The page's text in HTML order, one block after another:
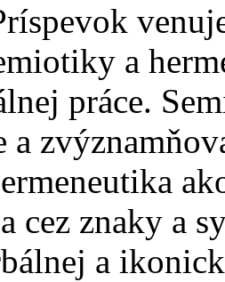
a
práce.
a
cez znaky a
a